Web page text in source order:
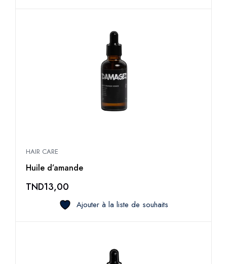
HAIR CARE
Huile d’amande
TND13,00
Ajouter à la liste de souhaits